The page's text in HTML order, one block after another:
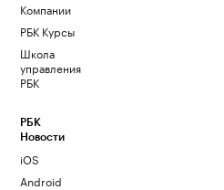
Компании
РБК Курсы
Школа
управления
РБК
РБК
Новости
iOS
Android